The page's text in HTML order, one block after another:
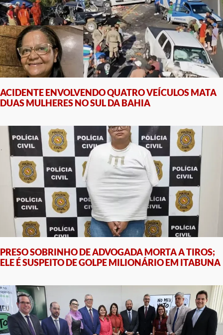
ACIDENTE ENVOLVENDO QUATRO VEÍCULOS MATA
DUAS MULHERES NO SUL DA BAHIA
PRESO SOBRINHO DE ADVOGADA MORTA A TIROS;
ELE É SUSPEITO DE GOLPE MILIONÁRIO EM ITABUNA